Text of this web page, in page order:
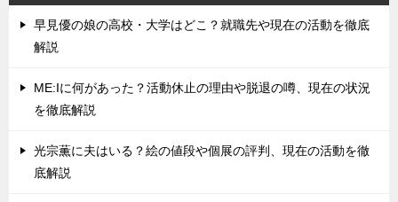
早見優の娘の高校・大学はどこ？就職先や現在の活動を徹底
解説
ME:Iに何があった？活動休止の理由や脱退の噂、現在の状況
を徹底解説
光宗薫に夫はいる？絵の値段や個展の評判、現在の活動を徹
底解説